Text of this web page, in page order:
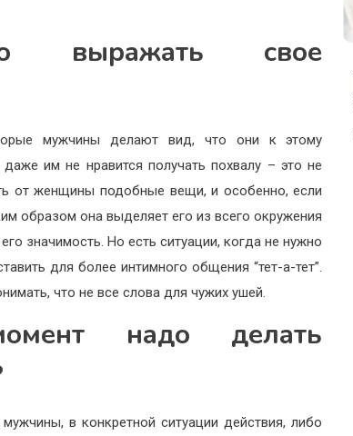
выражать свое
мужчины делают вид, что они к этому
им не нравится получать похвалу – это не
от женщины подобные вещи, и особенно, если
образом она выделяет его из всего окружения
значимость. Но есть ситуации, когда не нужно
для более интимного общения “тет-а-тет”.
что не все слова для чужих ушей.
надо делать
в конкретной ситуации действия, либо